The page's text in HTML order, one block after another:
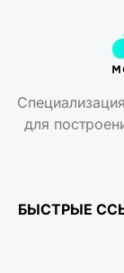
для
БЫСТРЫЕ